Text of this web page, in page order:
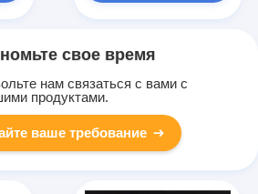
свое время
нам связаться с вами с
продуктами.
ваше требование